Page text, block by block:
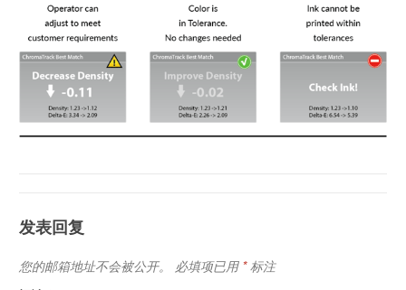
发表回复
您的邮箱地址不会被公开。 必填项已用 *标注